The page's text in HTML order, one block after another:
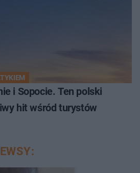
i Sopocie. Ten polski
hit wśród turystów